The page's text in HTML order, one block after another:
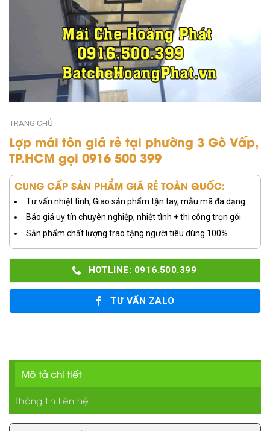
TRANG CHỦ
Lợp mái tôn giá rẻ tại phường 3 Gò Vấp,
TP.HCM gọi 0916 500 399
CUNG CẤP SẢN PHẨM GIÁ RẺ TOÀN QUỐC:
Tư vấn nhiệt tình, Giao sản phẩm tận tay, mẫu mã đa dạng
Báo giá uy tín chuyên nghiệp, nhiệt tình + thi công trọn gói
Sản phẩm chất lượng trao tặng người tiêu dùng 100%
HOTLINE: 0916.500.399
TƯ VẤN ZALO
Mô tả chi tiết
Thông tin liên hệ